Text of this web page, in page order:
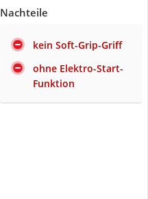
Nachteile
kein Soft-Grip-Griff
ohne Elektro-Start-
Funktion